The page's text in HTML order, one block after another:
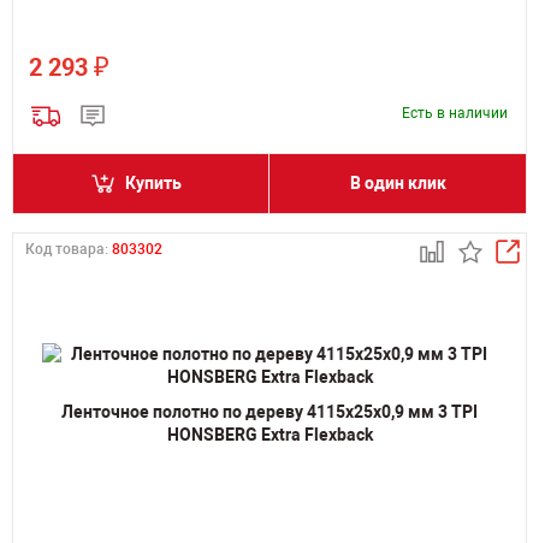
2 293 ₽
Есть в наличии
Купить В один клик
Код товара: 803302
Ленточное полотно по дереву 4115х25х0,9 мм 3 TPI
HONSBERG Extra Flexback